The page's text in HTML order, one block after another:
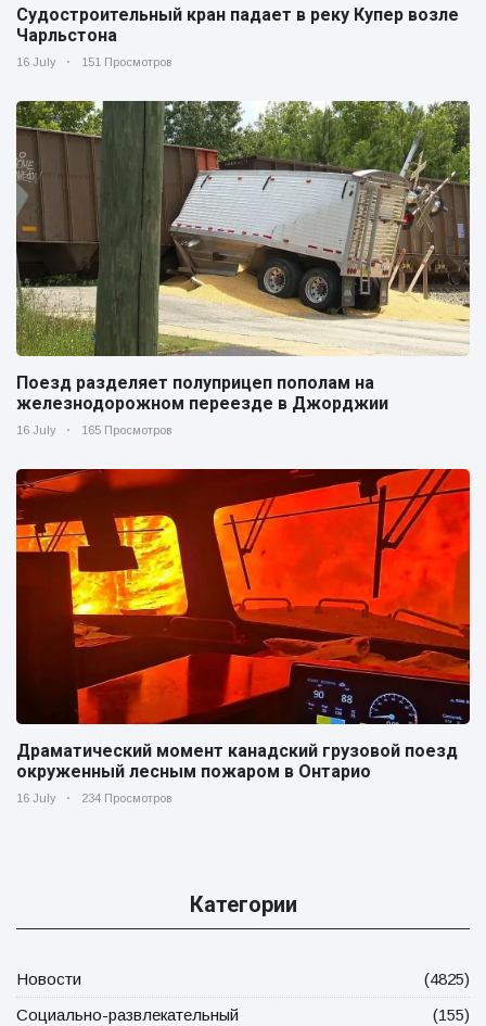
Судостроительный кран падает в реку Купер возле
Чарльстона
16 July 151 Просмотров
Поезд разделяет полуприцеп пополам на
железнодорожном переезде в Джорджии
16 July 165 Просмотров
Драматический момент канадский грузовой поезд
окруженный лесным пожаром в Онтарио
16 July 234 Просмотров
Категории
Новости
(4825)
Социально-развлекательный
(155)